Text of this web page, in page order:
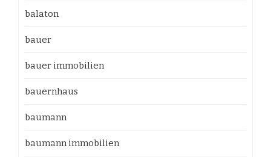
balaton
bauer
bauer immobilien
bauernhaus
baumann
baumann immobilien